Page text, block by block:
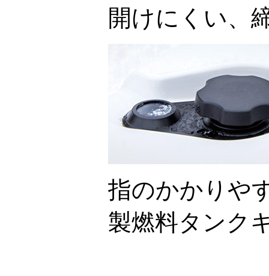
開けにくい、
指のかかりや
製燃料タンク